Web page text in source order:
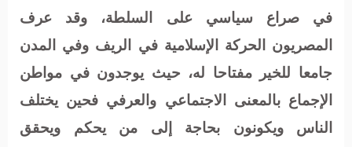
في صراع سياسي على السلطة، وقد عرف
المصريون الحركة الإسلامية في الريف وفي المدن
جامعا للخير مفتاحا له، حيث يوجدون في مواطن
الإجماع بالمعنى الاجتماعي والعرفي فحين يختلف
الناس ويكونون بحاجة إلى من يحكم ويحقق